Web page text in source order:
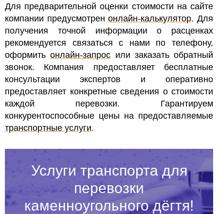
Для предварительной оценки стоимости на сайте
компании предусмотренонлайн-калькулятор. Для
получения точной информации о расценках
рекомендуется связаться с нами по телефону,
оформитьонлайн-запрос или заказать обратный
звонок. Компания предоставляет бесплатные
консультации экспертов и оперативно
предоставляет конкретные сведения о стоимости
каждой перевозки. Гарантируем
конкурентоспособные цены на предоставляемые
транспортные услуги.
Услуги транспорта для
перевозки
каменноугольного дёгтя!